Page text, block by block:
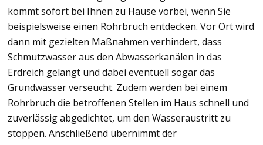
kommt sofort bei Ihnen zu Hause vorbei, wenn Sie
beispielsweise einen Rohrbruch entdecken. Vor Ort wird
dann mit gezielten Maßnahmen verhindert, dass
Schmutzwasser aus den Abwasserkanälen in das
Erdreich gelangt und dabei eventuell sogar das
Grundwasser verseucht. Zudem werden bei einem
Rohrbruch die betroffenen Stellen im Haus schnell und
zuverlässig abgedichtet, um den Wasseraustritt zu
stoppen. Anschließend übernimmt der